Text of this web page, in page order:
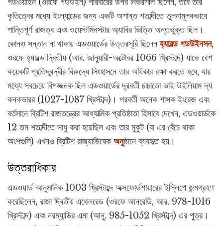
কৃতিত্বের মধ্যে ইংল্যান্ডের জন্য একটি অশান্ত শতাব্দীতে তুলনামূলকভাবে
শান্তিপূর্ণ রাজত্ব এবং ওয়েস্টমিনস্টার অ্যাবির ভিত্তি অন্তর্ভুক্ত ছিল।
কোনও সন্তান না থাকায় এডওয়ার্ডের উত্তরসূরি ছিলেনহ্যারল্ড গডউইনসন,
ওরফে হ্যারল্ড দ্বিতীয় (আর. জানুয়ারী-অক্টোবর 1066 খ্রিস্টাব্দ) যাকে বেশ
কয়েকটি প্রতিদ্বন্দ্বীর বিরুদ্ধে সিংহাসনে তার অধিকার রক্ষা করতে হবে, যার
মধ্যে সবচেয়ে বিপজ্জনক ছিল এডওয়ার্ডের দূরবর্তী চাচাতো ভাই উইলিয়াম দ্য
কনকভারর (1027-1087 খ্রিস্টাব্দ)। পরবর্তী অনেক শাসক ইংরেজ এবং
বর্তমানে ব্রিটিশ রাজতন্ত্রের আধ্যাত্মিক প্রতিষ্ঠাতা হিসাবে দেখেন, এডওয়ার্ডকে
12 তম শতাব্দীতে সাধু করা হয়েছিল এবং তার মুকুট (বা এর বেঁচে থাকা
অংশগুলি) এখনও ব্রিটিশ রাজ্যাভিষেকঅনুষ্ঠানে ব্যবহৃত হয়।
উত্তরাধিকার
এডওয়ার্ড আনুমানিক 1003 খ্রিস্টাব্দে অক্সফোর্ডশায়ারের ইস্লিপে জন্মগ্রহণ
করেছিলেন, রাজা দ্বিতীয় এথেলরেড (ওরফে আনরেডি, আর. 978-1016
খ্রিস্টাব্দ) এবং নরম্যান্ডির এমা (আনু. 985-1052 খ্রিস্টাব্দ) এর পুত্র।